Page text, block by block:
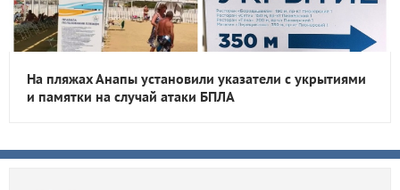
На пляжах Анапы установили указатели с укрытиями
и памятки на случай атаки БПЛА